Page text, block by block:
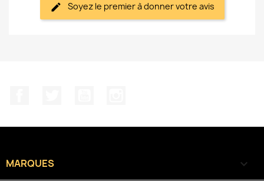
Soyez le premier à donner votre avis
MARQUES 